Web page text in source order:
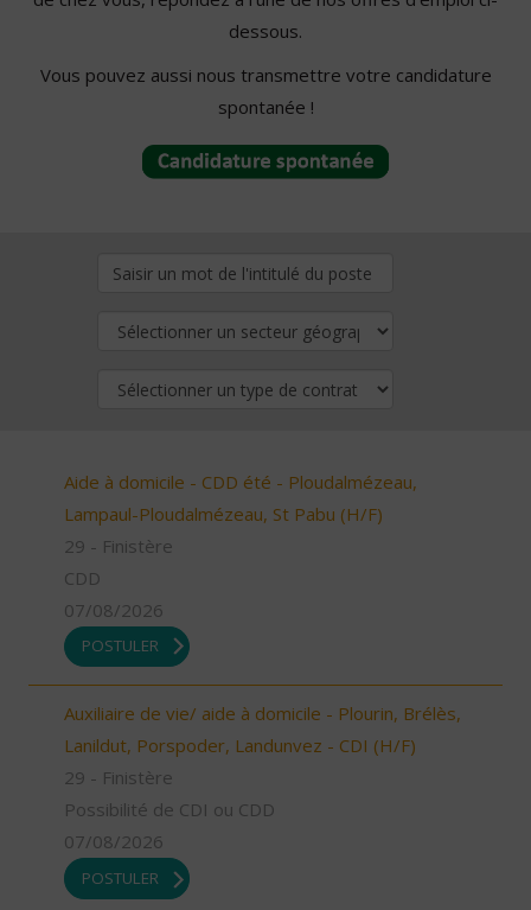
dessous.
Vous pouvez aussi nous transmettre votre candidature
spontanée !
Aide à domicile - CDD été - Ploudalmézeau,
Lampaul-Ploudalmézeau, St Pabu (H/F)
29 - Finistère
CDD
07/08/2026
POSTULER
Auxiliaire de vie/ aide à domicile - Plourin, Brélès,
Lanildut, Porspoder, Landunvez - CDI (H/F)
29 - Finistère
Possibilité de CDI ou CDD
07/08/2026
POSTULER